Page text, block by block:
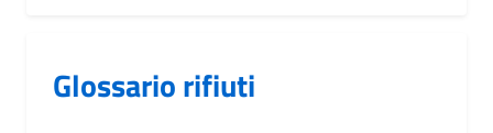
Glossario rifiuti